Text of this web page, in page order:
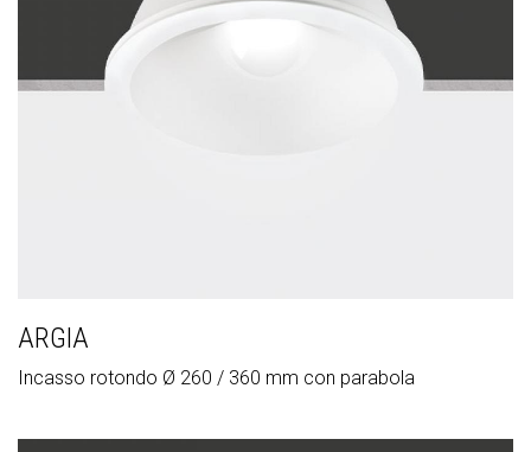
ARGIA
Incasso rotondo Ø 260 / 360 mm con parabola